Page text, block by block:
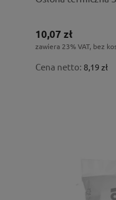
10,07 zł
zawiera 23% VAT, bez
Cena netto: 8,19 zł